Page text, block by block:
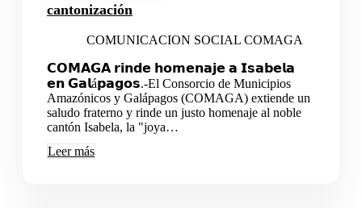
cantonización
COMUNICACION SOCIAL COMAGA
𝗖𝗢𝗠𝗔𝗚𝗔 𝗿𝗶𝗻𝗱𝗲 𝗵𝗼𝗺𝗲𝗻𝗮𝗷𝗲 𝗮 𝗜𝘀𝗮𝗯𝗲𝗹𝗮
𝗲𝗻 𝗚𝗮𝗹á𝗽𝗮𝗴𝗼𝘀.-El Consorcio de Municipios
Amazónicos y Galápagos (COMAGA) extiende un
saludo fraterno y rinde un justo homenaje al noble
cantón Isabela, la "joya…
Leer más